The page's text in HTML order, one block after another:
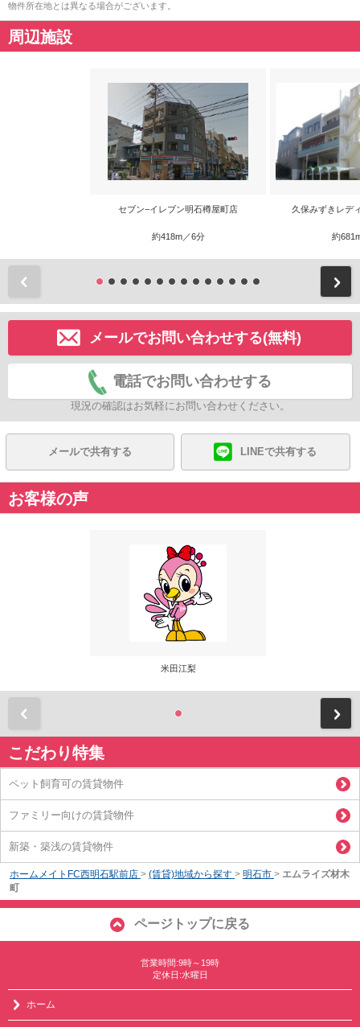
物件所在地とは異なる場合がございます。
周辺施設
セブン−イレブン明石樽屋町店
約418m／6分
久保みずきレデ
約
メールでお問い合わせする(無料)
電話でお問い合わせする
現況の確認はお気軽にお問い合わせください。
メールで共有する LINEで共有する
お客様の声
米田江梨
こだわり特集
ペット飼育可の賃貸物件
ファミリー向けの賃貸物件
新築・築浅の賃貸物件
ホームメイトFC西明石駅前店 > (賃貸)地域から探す > 明石市 > エムライズ材木
町
ページトップに戻る
営業時間:9時～19時
定休日:水曜日
ホーム